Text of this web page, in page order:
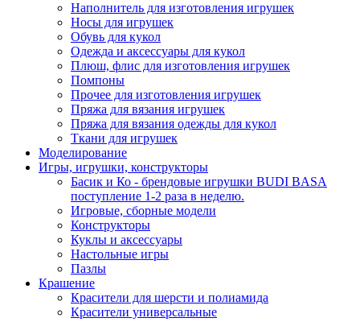
Наполнитель для изготовления игрушек
Носы для игрушек
Обувь для кукол
Одежда и аксессуары для кукол
Плюш, флис для изготовления игрушек
Помпоны
Прочее для изготовления игрушек
Пряжа для вязания игрушек
Пряжа для вязания одежды для кукол
Ткани для игрушек
Моделирование
Игры, игрушки, конструкторы
Басик и Ко - брендовые игрушки BUDI BASA
поступление 1-2 раза в неделю.
Игровые, сборные модели
Конструкторы
Куклы и аксессуары
Настольные игры
Пазлы
Крашение
Красители для шерсти и полиамида
Красители универсальные